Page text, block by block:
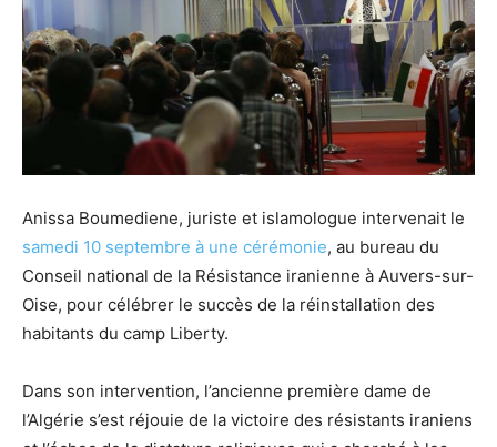
Anissa Boumediene, juriste et islamologue intervenait le
samedi 10 septembre à une cérémonie, au bureau du
Conseil national de la Résistance iranienne à Auvers-sur-
Oise, pour célébrer le succès de la réinstallation des
habitants du camp Liberty.
Dans son intervention, l’ancienne première dame de
l’Algérie s’est réjouie de la victoire des résistants iraniens